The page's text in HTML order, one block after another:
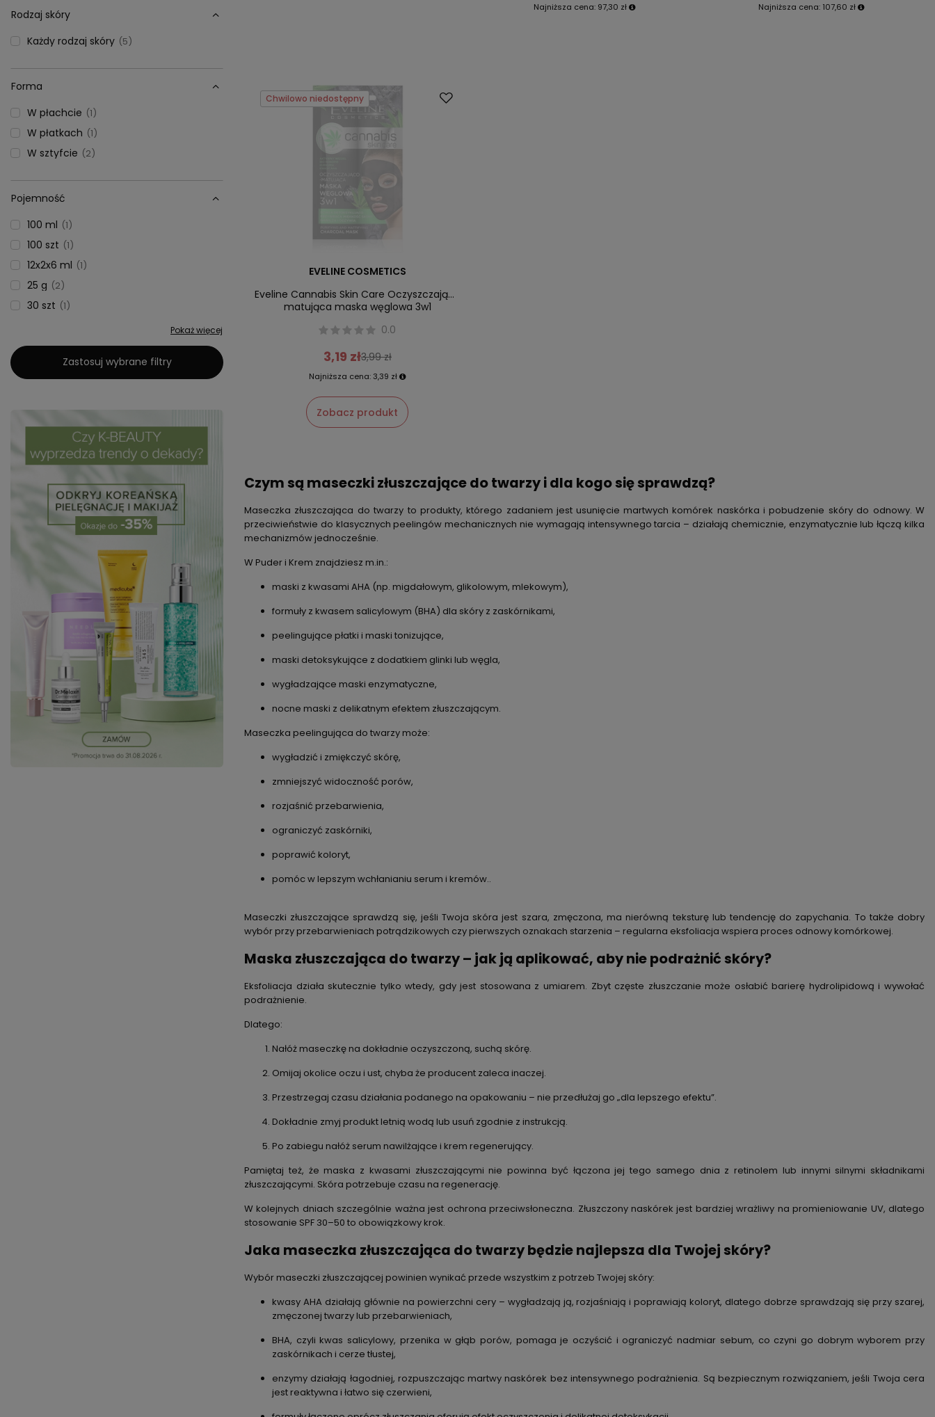
Rodzaj skóry
Każdy rodzaj skóry
5
Forma
W płachcie
1
W płatkach 1
W sztyfcie 2
Pojemność
100 ml
1
100 szt 1
12x2x6 ml 1
25 g 2
30 szt 1
Pokaż więcej
Zastosuj wybrane filtry
Najniższa cena: 97,30 zł Najniższa cena: 107,60 zł
Chwilowo niedostępny
EVELINE COSMETICS
Eveline Cannabis Skin Care Oczyszczająco
matująca maska węglowa 3w1
0.0
3,19 zł3,99 zł
Najniższa cena: 3,39 zł
Zobacz produkt
Czym są maseczki złuszczające do twarzy i dla kogo się sprawdzą?
Maseczka złuszczająca do twarzy to produkty, którego zadaniem jest usunięcie martwych komórek naskórka i pobudzenie skóry do odnowy. W
przeciwieństwie do klasycznych peelingów mechanicznych nie wymagają intensywnego tarcia – działają chemicznie, enzymatycznie lub łączą kilka
mechanizmów jednocześnie.
W Puder i Krem znajdziesz m.in.:
maski z kwasami AHA (np. migdałowym, glikolowym, mlekowym),
formuły z kwasem salicylowym (BHA) dla skóry z zaskórnikami,
peelingujące płatki i maski tonizujące,
maski detoksykujące z dodatkiem glinki lub węgla,
wygładzające maski enzymatyczne,
nocne maski z delikatnym efektem złuszczającym.
Maseczka peelingująca do twarzy może:
wygładzić i zmiękczyć skórę,
zmniejszyć widoczność porów,
rozjaśnić przebarwienia,
ograniczyć zaskórniki,
poprawić koloryt,
pomóc w lepszym wchłanianiu serum i kremów..
Maseczki złuszczające sprawdzą się, jeśli Twoja skóra jest szara, zmęczona, ma nierówną teksturę lub tendencję do zapychania. To także dobry
wybór przy przebarwieniach potrądzikowych czy pierwszych oznakach starzenia – regularna eksfoliacja wspiera proces odnowy komórkowej.
Maska złuszczająca do twarzy – jak ją aplikować, aby nie podrażnić skóry?
Eksfoliacja działa skutecznie tylko wtedy, gdy jest stosowana z umiarem. Zbyt częste złuszczanie może osłabić barierę hydrolipidową i wywołać
podrażnienie.
Dlatego:
Nałóż maseczkę na dokładnie oczyszczoną, suchą skórę.
Omijaj okolice oczu i ust, chyba że producent zaleca inaczej.
Przestrzegaj czasu działania podanego na opakowaniu – nie przedłużaj go „dla lepszego efektu”.
Dokładnie zmyj produkt letnią wodą lub usuń zgodnie z instrukcją.
Po zabiegu nałóż serum nawilżające i krem regenerujący.
Pamiętaj też, że maska z kwasami złuszczającymi nie powinna być łączona jej tego samego dnia z retinolem lub innymi silnymi składnikami
złuszczającymi. Skóra potrzebuje czasu na regenerację.
W kolejnych dniach szczególnie ważna jest ochrona przeciwsłoneczna. Złuszczony naskórek jest bardziej wrażliwy na promieniowanie UV, dlatego
stosowanie SPF 30–50 to obowiązkowy krok.
Jaka maseczka złuszczająca do twarzy będzie najlepsza dla Twojej skóry?
Wybór maseczki złuszczającej powinien wynikać przede wszystkim z potrzeb Twojej skóry:
kwasy AHA działają głównie na powierzchni cery – wygładzają ją, rozjaśniają i poprawiają koloryt, dlatego dobrze sprawdzają się przy szarej,
zmęczonej twarzy lub przebarwieniach,
BHA, czyli kwas salicylowy, przenika w głąb porów, pomaga je oczyścić i ograniczyć nadmiar sebum, co czyni go dobrym wyborem przy
zaskórnikach i cerze tłustej,
enzymy działają łagodniej, rozpuszczając martwy naskórek bez intensywnego podrażnienia. Są bezpiecznym rozwiązaniem, jeśli Twoja cera
jest reaktywna i łatwo się czerwieni,